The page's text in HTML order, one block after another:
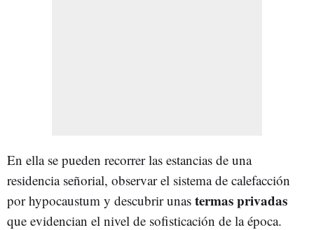
En ella se pueden recorrer las estancias de una
residencia señorial, observar el sistema de calefacción
por hypocaustum y descubrir unas termas privadas
que evidencian el nivel de sofisticación de la época.